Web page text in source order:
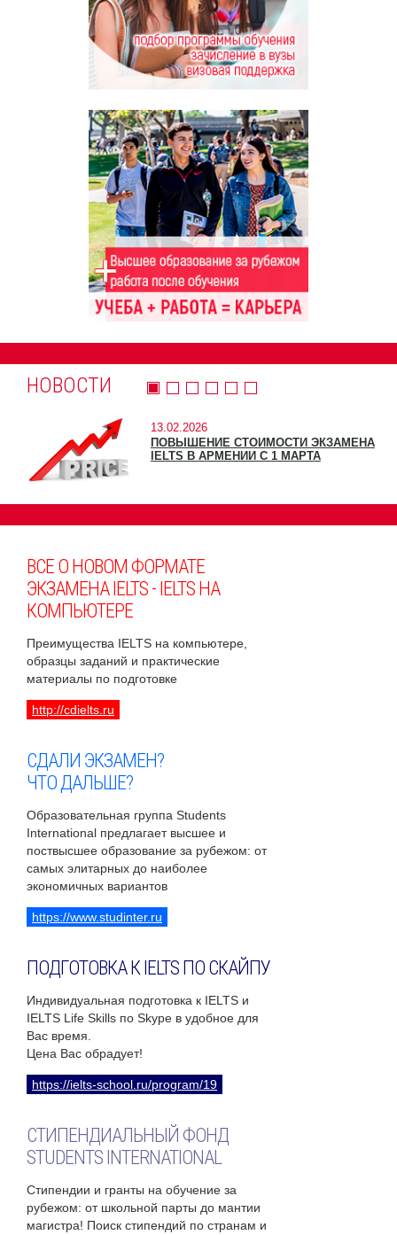
НОВОСТИ
13.02.2026
ПОВЫШЕНИЕ СТОИМОСТИ ЭКЗАМЕНА
IELTS В АРМЕНИИ С 1 МАРТА
ВСЕ О НОВОМ ФОРМАТЕ
ЭКЗАМЕНА IELTS - IELTS НА
КОМПЬЮТЕРЕ
Преимущества IELTS на компьютере,
образцы заданий и практические
материалы по подготовке
http://cdielts.ru
СДАЛИ ЭКЗАМЕН?
ЧТО ДАЛЬШЕ?
Образовательная группа Students
International предлагает высшее и
поствысшее образование за рубежом: от
самых элитарных до наиболее
экономичных вариантов
https://www.studinter.ru
ПОДГОТОВКА К IELTS ПО СКАЙПУ
Индивидуальная подготовка к IELTS и
IELTS Life Skills по Skype в удобное для
Вас время.
Цена Вас обрадует!
https://ielts-school.ru/program/19
СТИПЕНДИАЛЬНЫЙ ФОНД
STUDENTS INTERNATIONAL
Стипендии и гранты на обучение за
рубежом: от школьной парты до мантии
магистра! Поиск стипендий по странам и